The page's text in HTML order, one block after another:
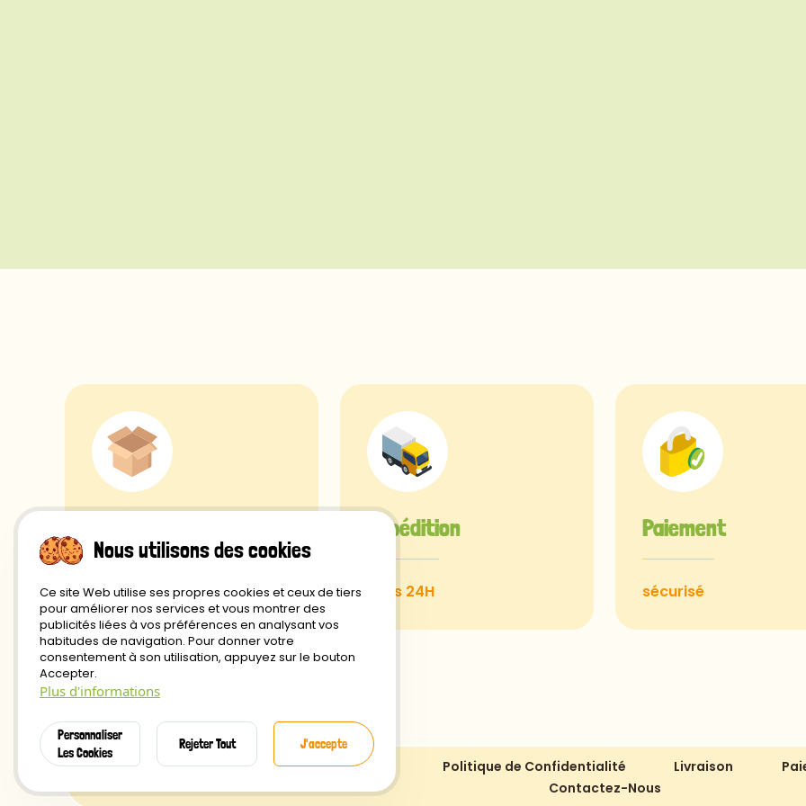
gratuits à partir de 29€
Expédition
sous 24H
Paiement
sécurisé
Retour et Remboursement Politique de Confidentialité Livraison
Contactez-Nous
Nous utilisons des cookies
Ce site Web utilise ses propres cookies et ceux de tiers
pour améliorer nos services et vous montrer des
publicités liées à vos préférences en analysant vos
habitudes de navigation. Pour donner votre
consentement à son utilisation, appuyez sur le bouton
Accepter.
Plus d'informations
Personnaliser
Les Cookies
Rejeter Tout J'accepte